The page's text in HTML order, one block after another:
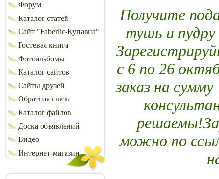
Форум
Каталог статей
Сайт "Faberlic-Купавна"
Гостевая книга
Фотоальбомы
Каталог сайтов
Сайты друзей
Обратная связь
Каталог файлов
Доска объявлений
Видео
Интернет-магазин
Получите
тушь и
с 6 по 26
заказ на
можно по